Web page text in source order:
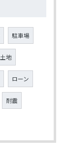
駐車場
土地
ローン
耐震